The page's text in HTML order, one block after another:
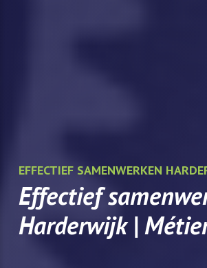
EFFECTIEF SAMENWERKEN
Effectief
Harderwijk |